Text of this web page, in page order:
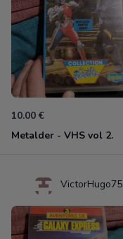
10.00 €
Metalder - VHS vol 2.
VictorHugo75